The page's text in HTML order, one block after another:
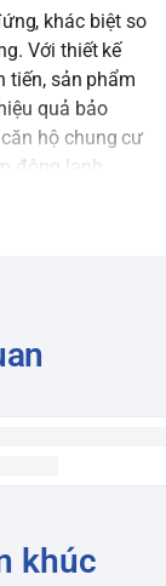
khác biệt so
Với thiết kế
tiến, sản phẩm
quả bảo
hộ chung cư
đông lạnh
khúc